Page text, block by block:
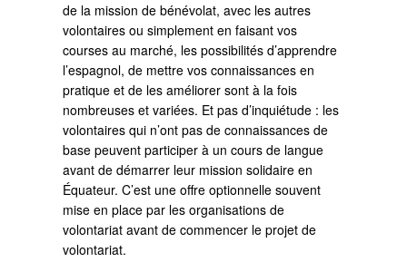
de la mission de bénévolat, avec les autres
volontaires ou simplement en faisant vos
courses au marché, les possibilités d’apprendre
l’espagnol, de mettre vos connaissances en
pratique et de les améliorer sont à la fois
nombreuses et variées. Et pas d’inquiétude : les
volontaires qui n’ont pas de connaissances de
base peuvent participer à un cours de langue
avant de démarrer leur mission solidaire en
Équateur. C’est une offre optionnelle souvent
mise en place par les organisations de
volontariat avant de commencer le projet de
volontariat.